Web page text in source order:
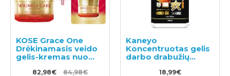
KOSE Grace One
Drėkinamasis veido
gelis-kremas nuo
raukšlių 100g +
užpildas 90g
82,98€ 84,98€
Kaneyo
Koncentruotas gelis
darbo drabužių
skalbimui 500ml
18,99€